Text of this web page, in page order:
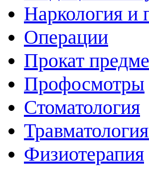
Наркология и
Операции
Прокат
Профосмотры
Стоматология
Физиотерапия